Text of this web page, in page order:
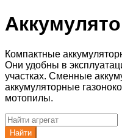
Компактные
Они удобны в
участках. Сменные
аккумуляторные
мотопилы.
Найти